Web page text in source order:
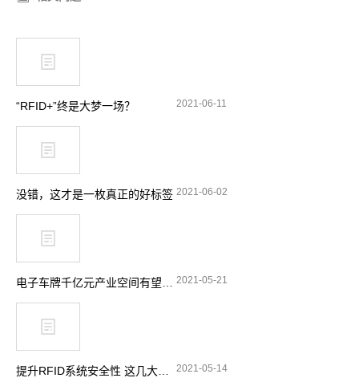
“RFID+”终是大梦一场？ 2021-06-11
没错，这才是一枚真正的好标签 2021-06-02
2021-05-21
2021-05-14